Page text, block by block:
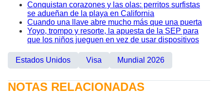
Conquistan corazones y las olas: perritos surfistas
se adueñan de la playa en California
Cuando una llave abre mucho más que una puerta
Yoyo, trompo y resorte, la apuesta de la SEP para
que los niños jueguen en vez de usar dispositivos
Estados Unidos Visa Mundial 2026
NOTAS RELACIONADAS